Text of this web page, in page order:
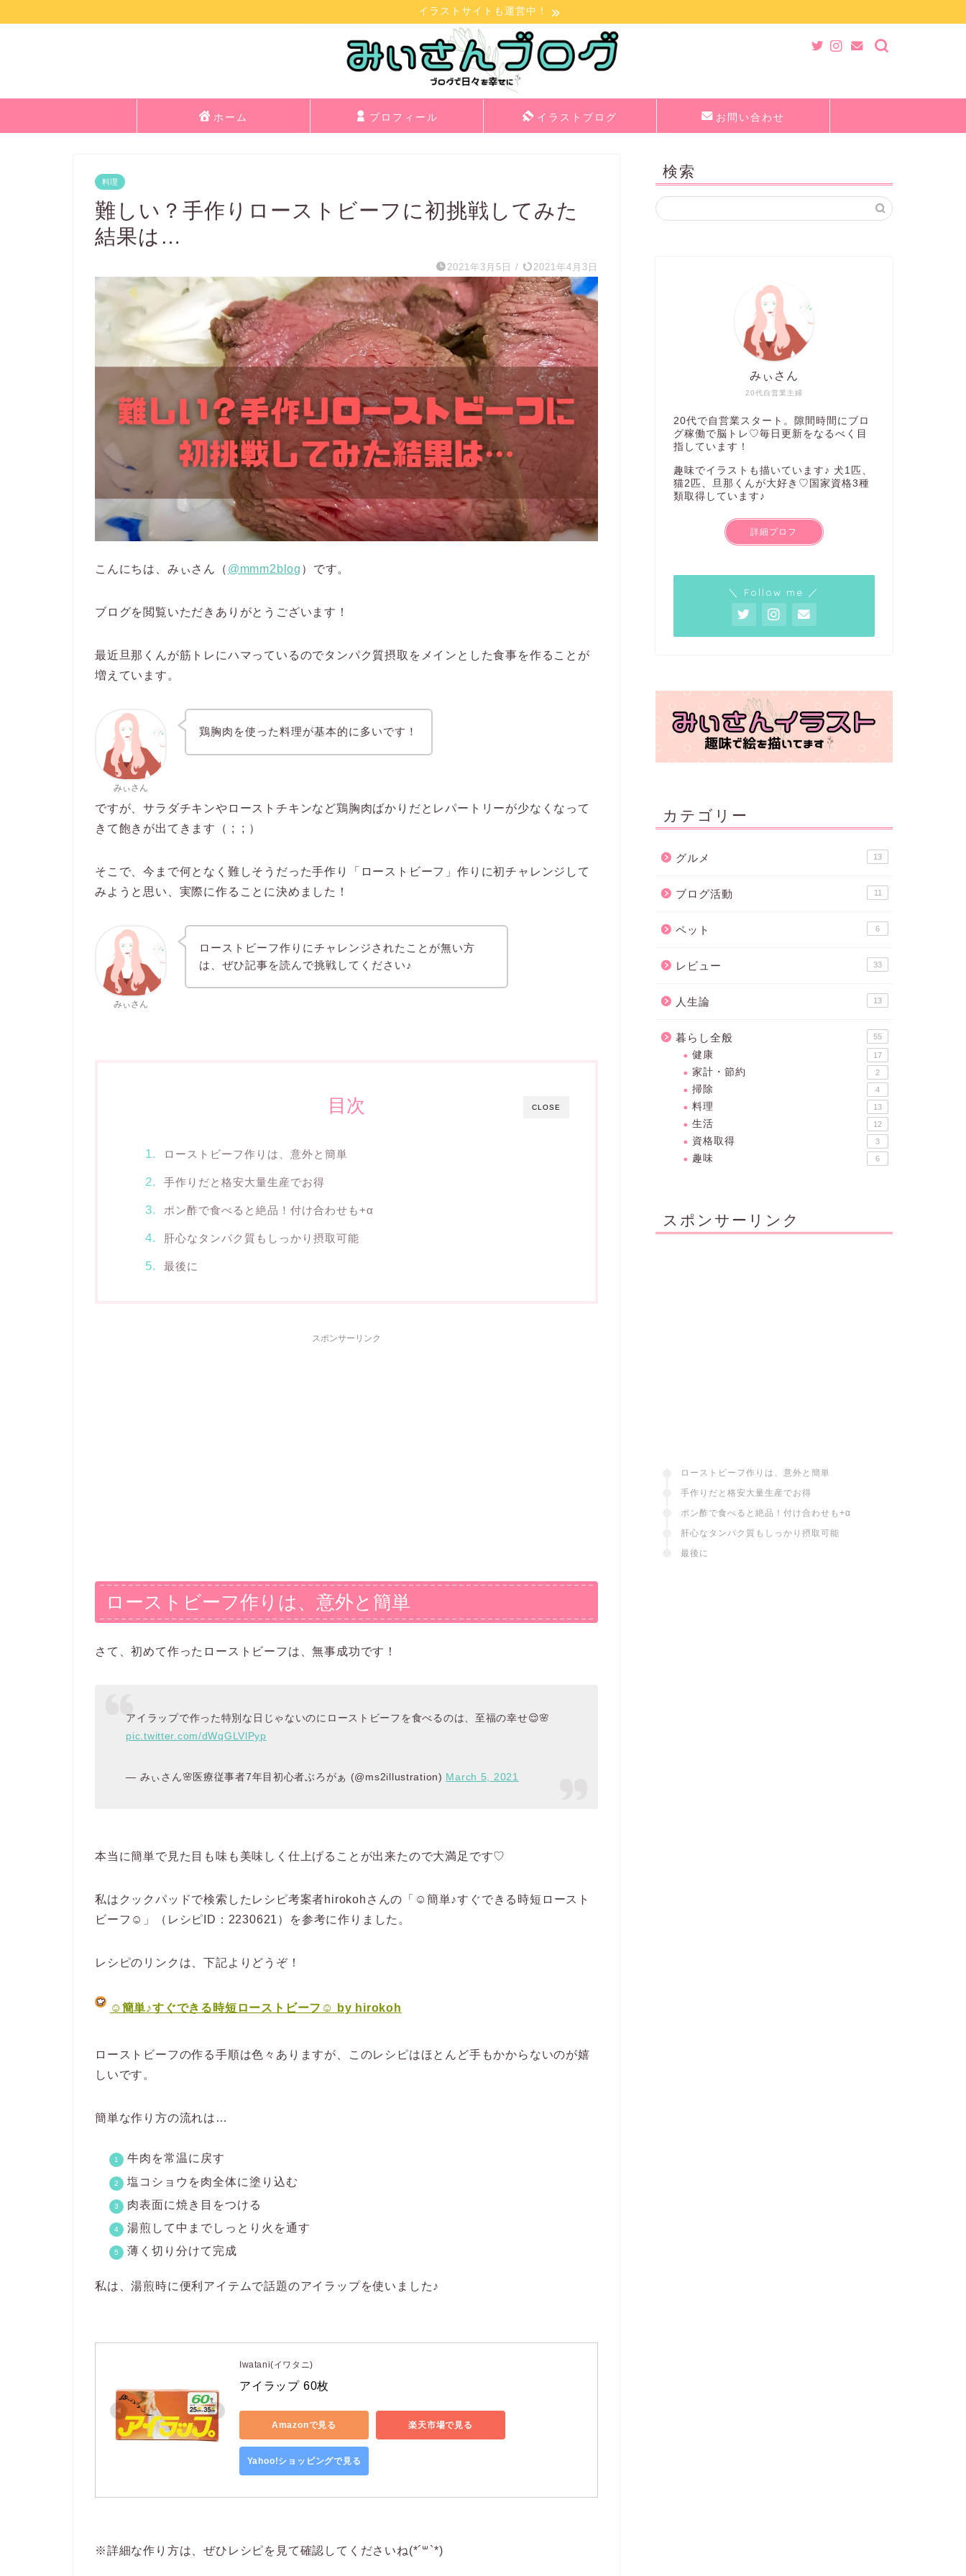
イラストサイトも運営中！
ホーム プロフィール イラストブログ お問い合わせ
料理
難しい？手作りローストビーフに初挑戦してみた
結果は…
2021年3月5日 / 2021年4月3日
こんにちは、みぃさん（ @mmm2blog ）です。
ブログを閲覧いただきありがとうございます！
最近旦那くんが筋トレにハマっているのでタンパク質摂取をメインとした食事を作ることが
増えています。
みぃさん
鶏胸肉を使った料理が基本的に多いです！
ですが、サラダチキンやローストチキンなど鶏胸肉ばかりだとレパートリーが少なくなって
きて飽きが出てきます（ ; ; ）
そこで、今まで何となく難しそうだった手作り「ローストビーフ」作りに初チャレンジして
みようと思い、実際に作ることに決めました！
みぃさん
ローストビーフ作りにチャレンジされたことが無い方
は、ぜひ記事を読んで挑戦してください♪
CLOSE
目次
ローストビーフ作りは、意外と簡単
手作りだと格安大量生産でお得
ポン酢で食べると絶品！付け合わせも+α
肝心なタンパク質もしっかり摂取可能
最後に
スポンサーリンク
ローストビーフ作りは、意外と簡単
さて、初めて作ったローストビーフは、無事成功です！
アイラップで作った特別な日じゃないのにローストビーフを食べるのは、至福の幸せ😌🌸
pic.twitter.com/dWqGLVlPyp
— みぃさん🌸医療従事者7年目初心者ぶろがぁ (@ms2illustration) March 5, 2021
本当に簡単で見た目も味も美味しく仕上げることが出来たので大満足です♡
私はクックパッドで検索したレシピ考案者hirokohさんの「☺簡単♪すぐできる時短ロースト
ビーフ☺」（レシピID：2230621）を参考に作りました。
レシピのリンクは、下記よりどうぞ！
☺簡単♪すぐできる時短ローストビーフ☺ by hirokoh
ローストビーフの作る手順は色々ありますが、このレシピはほとんど手もかからないのが嬉
しいです。
簡単な作り方の流れは…
牛肉を常温に戻す
塩コショウを肉全体に塗り込む
肉表面に焼き目をつける
湯煎して中までしっとり火を通す
薄く切り分けて完成
私は、湯煎時に便利アイテムで話題のアイラップを使いました♪
Iwatani(イワタニ)
アイラップ 60枚
Amazonで見る 楽天市場で見る
Yahoo!ショッピングで見る
※詳細な作り方は、ぜひレシピを見て確認してくださいね(*´꒳`*)
検索
20代自営業主婦
みぃさん
20代で自営業スタート。隙間時間にブロ
グ稼働で脳トレ♡毎日更新をなるべく目
指しています！
趣味でイラストも描いています♪ 犬1匹、
猫2匹、旦那くんが大好き♡国家資格3種
類取得しています♪
詳細プロフ
＼ Follow me ／
カテゴリー
グルメ 13
ブログ活動 11
ペット 6
レビュー 33
人生論 13
暮らし全般 55
健康 17
家計・節約 2
掃除 4
料理 13
生活 12
資格取得 3
趣味 6
スポンサーリンク
ローストビーフ作りは、意外と簡単
手作りだと格安大量生産でお得
ポン酢で食べると絶品！付け合わせも+α
肝心なタンパク質もしっかり摂取可能
最後に